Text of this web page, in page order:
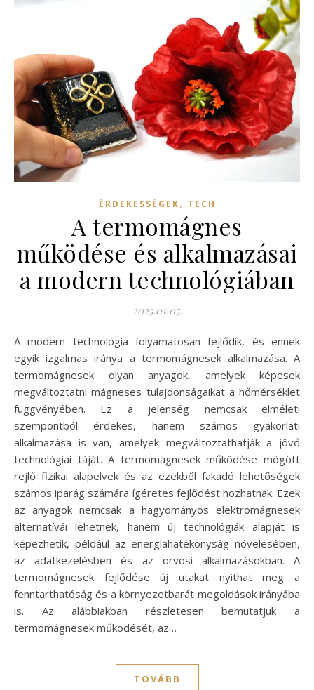
ÉRDEKESSÉGEK, TECH
A termomágnes
működése és alkalmazásai
a modern technológiában
2025.01.05.
A modern technológia folyamatosan fejlődik, és ennek
egyik izgalmas iránya a termomágnesek alkalmazása. A
termomágnesek olyan anyagok, amelyek képesek
megváltoztatni mágneses tulajdonságaikat a hőmérséklet
függvényében. Ez a jelenség nemcsak elméleti
szempontból érdekes, hanem számos gyakorlati
alkalmazása is van, amelyek megváltoztathatják a jövő
technológiai táját. A termomágnesek működése mögött
rejlő fizikai alapelvek és az ezekből fakadó lehetőségek
számos iparág számára ígéretes fejlődést hozhatnak. Ezek
az anyagok nemcsak a hagyományos elektromágnesek
alternatívái lehetnek, hanem új technológiák alapját is
képezhetik, például az energiahatékonyság növelésében,
az adatkezelésben és az orvosi alkalmazásokban. A
termomágnesek fejlődése új utakat nyithat meg a
fenntarthatóság és a környezetbarát megoldások irányába
is. Az alábbiakban részletesen bemutatjuk a
termomágnesek működését, az…
TOVÁBB